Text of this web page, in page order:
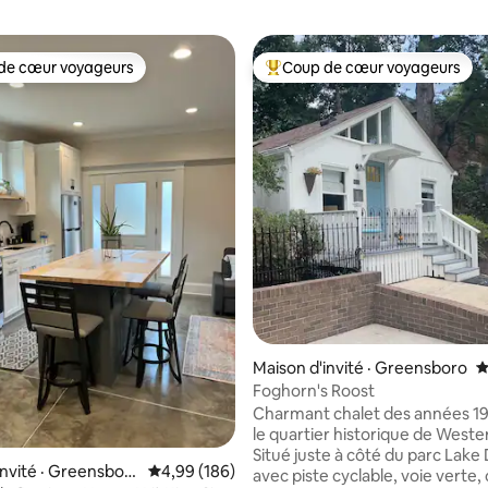
5, 463 commentaires
cœur voyageurs parmi les plus aimés
cœur voyageurs
· Greensbor
Note moyenne de 4,99 sur 5, 186
4,99 (186)
Coup de cœur voyageurs
Coup de cœur voyageurs
Maison d'invité · Greensboro
Foghorn's Roost
Charmant chalet des années
le quartier historique de
Situé juste à côté du parc Lake
avec piste cyclable, voie verte,